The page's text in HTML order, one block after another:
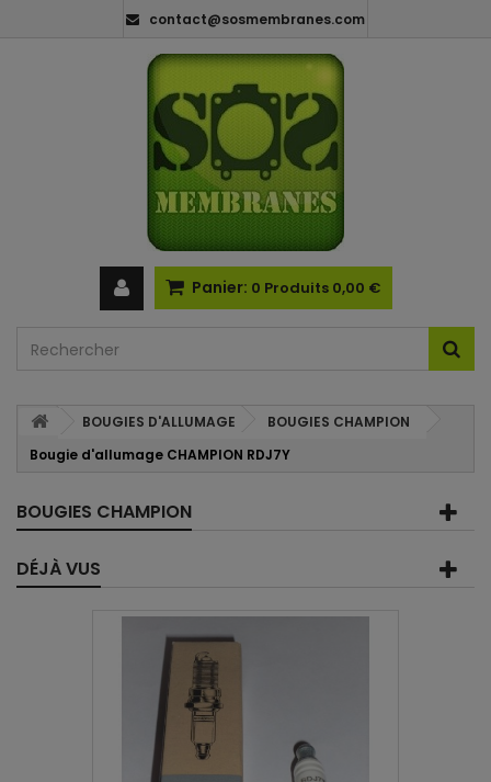
contact@sosmembranes.com
Panier: 0 Produits 0,00 €
BOUGIES D'ALLUMAGE
BOUGIES CHAMPION
Bougie d'allumage CHAMPION RDJ7Y
BOUGIES CHAMPION
DÉJÀ VUS